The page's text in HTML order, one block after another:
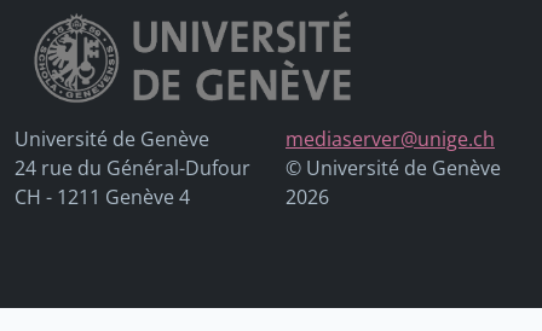
Université de Genève
24 rue du Général-Dufour
CH - 1211 Genève 4
mediaserver@unige.ch
© Université de Genève
2026